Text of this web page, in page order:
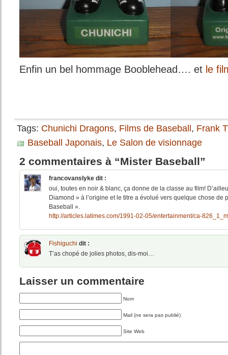
Enfin un bel hommage Booblehead…. et le
Tags: Chunichi Dragons, Films de Baseball , Frank
Baseball Japonais, Le Salon de visionnage
2 commentaires à “Mister Baseball”
francovanslyke dit :
oui, toutes en noir & blanc, ça donne de la classe au film!
Diamond » à l’origine et le titre a évolué vers quelque chose de
Baseball ».
http://articles.latimes.com/1991-02-05/entertainment/ca-
Fishiguchi dit :
T’as chopé de jolies photos, dis-moi…
Laisser un commentaire
Nom
Mail (ne sera pas publié)
Site Web